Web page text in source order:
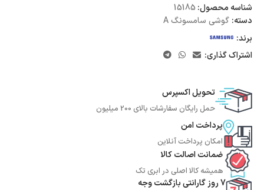
شناسه محصول: 15185
دسته: گوشی سامسونگ A
برند:
اشتراک گذاری:
تحویل اکسپرس
حمل رایگان سفارشات بالای 200 میلیون
پرداخت امن
امکان پرداخت آنلاین
ضمانت اصالت کالا
همیشه کالا اصلی در ابری تک
7 روز گارانتی بازگشت وجه